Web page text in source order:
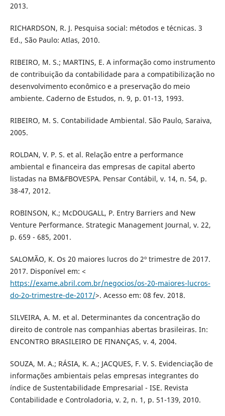
2013.
RICHARDSON, R. J. Pesquisa social: métodos e técnicas. 3
Ed., São Paulo: Atlas, 2010.
RIBEIRO, M. S.; MARTINS, E. A informação como instrumento
de contribuição da contabilidade para a compatibilização no
desenvolvimento econômico e a preservação do meio
ambiente. Caderno de Estudos, n. 9, p. 01-13, 1993.
RIBEIRO, M. S. Contabilidade Ambiental. São Paulo, Saraiva,
2005.
ROLDAN, V. P. S. et al. Relação entre a performance
ambiental e financeira das empresas de capital aberto
listadas na BM&FBOVESPA. Pensar Contábil, v. 14, n. 54, p.
38-47, 2012.
ROBINSON, K.; McDOUGALL, P. Entry Barriers and New
Venture Performance. Strategic Management Journal, v. 22,
p. 659 - 685, 2001.
SALOMÃO, K. Os 20 maiores lucros do 2º trimestre de 2017.
2017. Disponível em: <
https://exame.abril.com.br/negocios/os-20-maiores-lucros-
do-2o-trimestre-de-2017/>. Acesso em: 08 fev. 2018.
SILVEIRA, A. M. et al. Determinantes da concentração do
direito de controle nas companhias abertas brasileiras. In:
ENCONTRO BRASILEIRO DE FINANÇAS, v. 4, 2004.
SOUZA, M. A.; RÁSIA, K. A.; JACQUES, F. V. S. Evidenciação de
informações ambientais pelas empresas integrantes do
índice de Sustentabilidade Empresarial - ISE. Revista
Contabilidade e Controladoria, v. 2, n. 1, p. 51-139, 2010.